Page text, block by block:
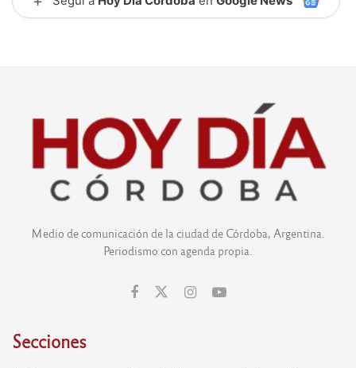
Medio de comunicación de la ciudad de Córdoba, Argentina.
Periodismo con agenda propia.
Secciones